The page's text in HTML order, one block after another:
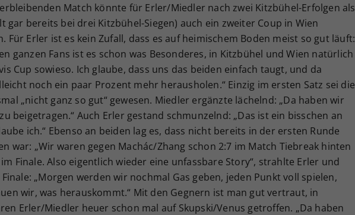
Match könnte für Erler/Miedler nach zwei Kitzbühel-Erfolgen als
gar bereits bei drei Kitzbühel-Siegen) auch ein zweiter Coup in Wien
Für Erler ist es kein Zufall, dass es auf heimischem Boden meist so gut läuft:
ganzen Fans ist es schon was Besonderes, in Kitzbühel und Wien natürlich
Cup sowieso. Ich glaube, dass uns das beiden einfach taugt, und da
noch ein paar Prozent mehr herausholen.“ Einzig im ersten Satz sei die
„nicht ganz so gut“ gewesen. Miedler ergänzte lächelnd: „Da haben wir
beigetragen.“ Auch Erler gestand schmunzelnd: „Das ist ein bisschen an
ich.“ Ebenso an beiden lag es, dass nicht bereits in der ersten Runde
war: „Wir waren gegen Machác/Zhang schon 2:7 im Match Tiebreak hinten
Finale. Also eigentlich wieder eine unfassbare Story“, strahlte Erler und
„Morgen werden wir nochmal Gas geben, jeden Punkt voll spielen,
wir, was herauskommt.“ Mit den Gegnern ist man gut vertraut, in
Erler/Miedler heuer schon mal auf Skupski/Venus getroffen. „Da haben